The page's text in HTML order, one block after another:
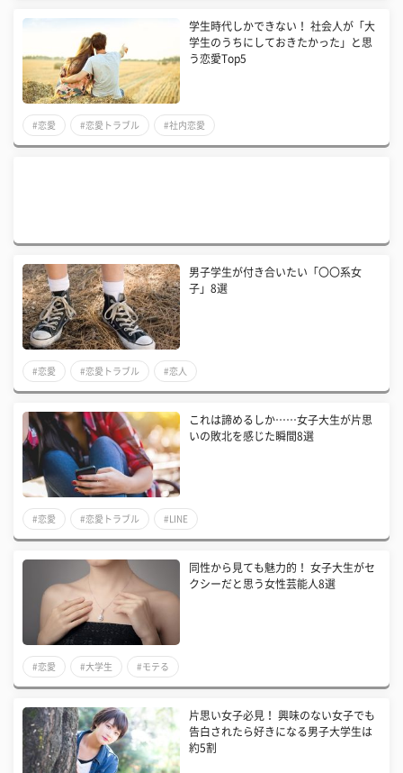
学生時代しかできない！ 社会人が「大
学生のうちにしておきたかった」と思
う恋愛Top5
#恋愛 #恋愛トラブル #社内恋愛
男子学生が付き合いたい「〇〇系女
子」8選
#恋愛 #恋愛トラブル #恋人
これは諦めるしか……女子大生が片思
いの敗北を感じた瞬間8選
#恋愛 #恋愛トラブル #LINE
​同性から見ても魅力的！ 女子大生がセ
クシーだと思う女性芸能人8選
#恋愛 #大学生 #モテる
片思い女子必見！ 興味のない女子でも
告白されたら好きになる男子大学生は
約5割